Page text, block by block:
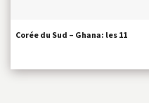
Corée du Sud – Ghana: les 11